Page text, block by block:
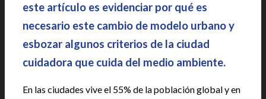
este artículo es evidenciar por qué es
necesario este cambio de modelo urbano y
esbozar algunos criterios de la ciudad
cuidadora que cuida del medio ambiente.
En las ciudades vive el 55% de la población global y en